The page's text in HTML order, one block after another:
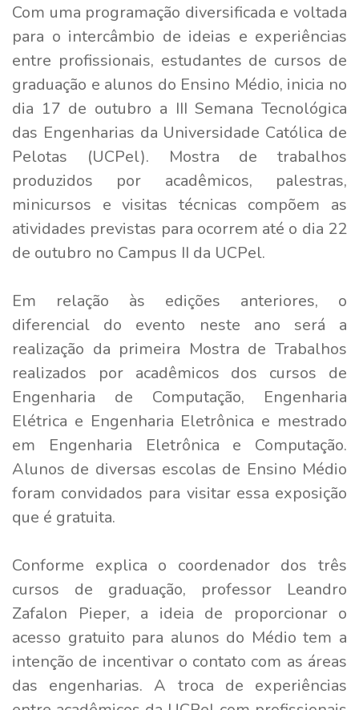
Com uma programação diversificada e voltada
para o intercâmbio de ideias e experiências
entre profissionais, estudantes de cursos de
graduação e alunos do Ensino Médio, inicia no
dia 17 de outubro a III Semana Tecnológica
das Engenharias da Universidade Católica de
Pelotas (UCPel). Mostra de trabalhos
produzidos por acadêmicos, palestras,
minicursos e visitas técnicas compõem as
atividades previstas para ocorrem até o dia 22
de outubro no Campus II da UCPel.
Em relação às edições anteriores, o
diferencial do evento neste ano será a
realização da primeira Mostra de Trabalhos
realizados por acadêmicos dos cursos de
Engenharia de Computação, Engenharia
Elétrica e Engenharia Eletrônica e mestrado
em Engenharia Eletrônica e Computação.
Alunos de diversas escolas de Ensino Médio
foram convidados para visitar essa exposição
que é gratuita.
Conforme explica o coordenador dos três
cursos de graduação, professor Leandro
Zafalon Pieper, a ideia de proporcionar o
acesso gratuito para alunos do Médio tem a
intenção de incentivar o contato com as áreas
das engenharias. A troca de experiências